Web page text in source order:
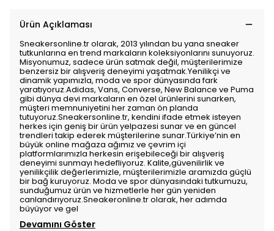
Ürün Açıklaması
Sneakersonline.tr olarak, 2013 yılından bu yana sneaker
tutkunlarına en trend markaların koleksiyonlarını sunuyoruz.
Misyonumuz, sadece ürün satmak değil, müşterilerimize
benzersiz bir alışveriş deneyimi yaşatmak.Yenilikçi ve
dinamik yapımızla, moda ve spor dünyasında fark
yaratıyoruz.Adidas, Vans, Converse, New Balance ve Puma
gibi dünya devi markaların en özel ürünlerini sunarken,
müşteri memnuniyetini her zaman ön planda
tutuyoruz.Sneakersonline.tr, kendini ifade etmek isteyen
herkes için geniş bir ürün yelpazesi sunar ve en güncel
trendleri takip ederek müşterilerine sunar.Türkiye’nin en
büyük online mağaza ağımız ve çevrim içi
platformlarımızla herkesin erişebileceği bir alışveriş
deneyimi sunmayı hedefliyoruz. Kalite,güvenilirlik ve
yenilikçilik değerlerimizle, müşterilerimizle aramızda güçlü
bir bağ kuruyoruz. Moda ve spor dünyasındaki tutkumuzu,
sunduğumuz ürün ve hizmetlerle her gün yeniden
canlandırıyoruz.Sneakeronline.tr olarak, her adımda
büyüyor ve gel
Devamını Göster